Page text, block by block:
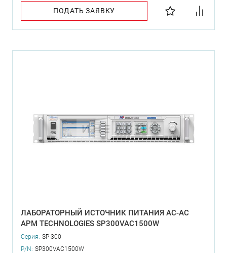
ПОДАТЬ ЗАЯВКУ
ЛАБОРАТОРНЫЙ ИСТОЧНИК ПИТАНИЯ AC-AC
APM TECHNOLOGIES SP300VAC1500W
Серия: SP-300
P/N: SP300VAC1500W